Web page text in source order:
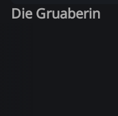
Die Gruaberin